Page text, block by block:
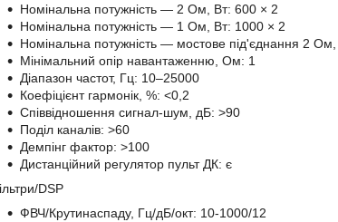
Номінальна потужність — 2 Oм, Вт: 600 × 2
Номінальна потужність — 1 Oм, Вт: 1000 × 2
Номінальна потужність — мостове під'єднання 2
Мінімальний опір навантаженню, Ом: 1
Діапазон частот, Гц: 10–25000
Коефіцієнт гармонік, %: <0,2
Співвідношення сигнал-шум, дБ: >90
Поділ каналів: >60
Демпінг фактор: >100
Дистанційний регулятор пульт ДК: є
DSP
ФВЧ/Крутинаспаду, Гц/дБ/окт: 10-1000/12